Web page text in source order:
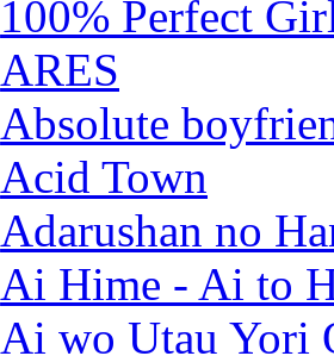
100% Perfect
ARES
Absolute
Acid Town
Adarushan no
Ai Hime - Ai to
Ai wo Utau Yori